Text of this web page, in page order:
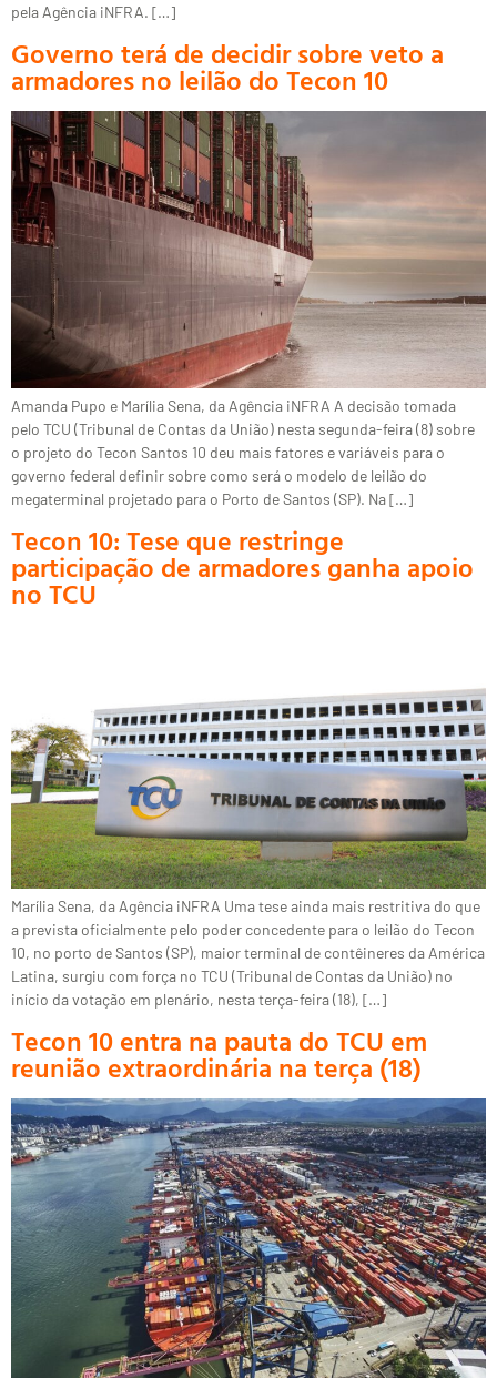
pela Agência iNFRA. […]
Governo terá de decidir sobre veto a
armadores no leilão do Tecon 10
Amanda Pupo e Marília Sena, da Agência iNFRA A decisão tomada
pelo TCU (Tribunal de Contas da União) nesta segunda-feira (8) sobre
o projeto do Tecon Santos 10 deu mais fatores e variáveis para o
governo federal definir sobre como será o modelo de leilão do
megaterminal projetado para o Porto de Santos (SP). Na […]
Tecon 10: Tese que restringe
participação de armadores ganha apoio
no TCU
Marília Sena, da Agência iNFRA Uma tese ainda mais restritiva do que
a prevista oficialmente pelo poder concedente para o leilão do Tecon
10, no porto de Santos (SP), maior terminal de contêineres da América
Latina, surgiu com força no TCU (Tribunal de Contas da União) no
início da votação em plenário, nesta terça-feira (18), […]
Tecon 10 entra na pauta do TCU em
reunião extraordinária na terça (18)